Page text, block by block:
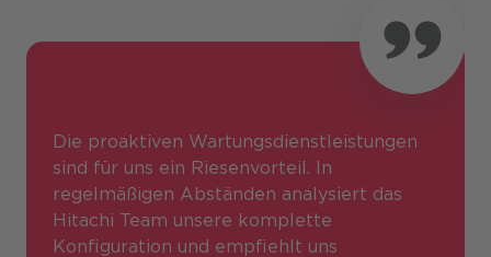
Die proaktiven Wartungsdienstleistungen
sind für uns ein Riesenvorteil. In
regelmäßigen Abständen analysiert das
Hitachi Team unsere komplette
Konfiguration und empfiehlt uns